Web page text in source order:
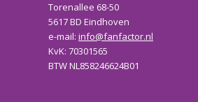
Torenallee 68-50
5617 BD Eindhoven
e-mail: info@fanfactor.nl
KvK: 70301565
BTW NL858246624B01